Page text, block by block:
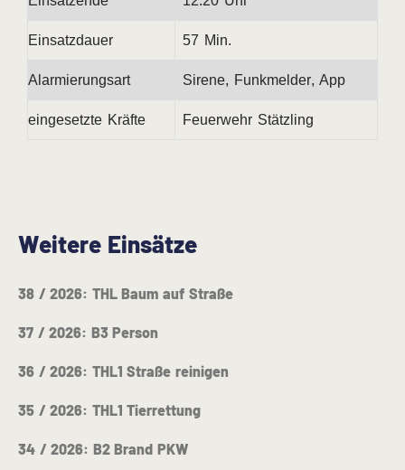
Einsatzdauer 57 Min.
Alarmierungsart Sirene, Funkmelder, App
eingesetzte Kräfte Feuerwehr Stätzling
Weitere Einsätze
38 / 2026: THL Baum auf Straße
37 / 2026: B3 Person
36 / 2026: THL1 Straße reinigen
35 / 2026: THL1 Tierrettung
34 / 2026: B2 Brand PKW